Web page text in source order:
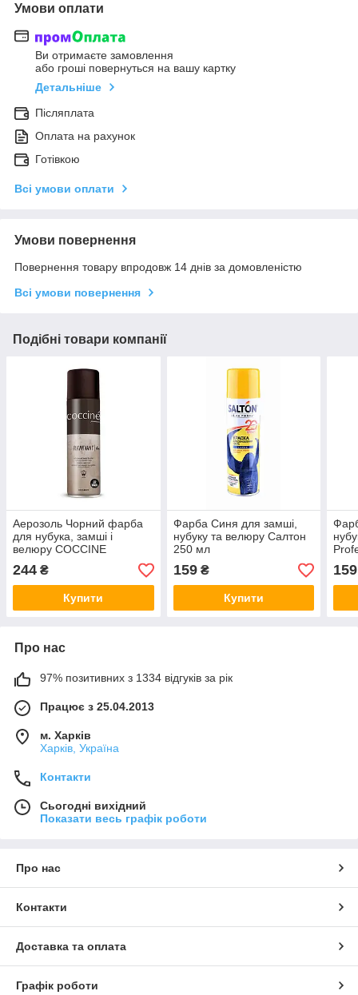
Умови оплати
Ви отримаєте замовлення
або гроші повернуться на вашу картку
Детальніше
Післяплата
Оплата на рахунок
Готівкою
Всі умови оплати
Умови повернення
Повернення товару впродовж 14 днів за домовленістю
Всі умови повернення
Подібні товари компанії
Аерозоль Чорний фарба
для нубука, замші і
велюру COCCINE
RAVVIVANT Кочині
Польща 250мл
244 ₴
Купити
Фарба Синя для замші,
нубуку та велюру Салтон
250 мл
159₴
Купити
159
Про нас
97% позитивних з 1334 відгуків за рік
Працює з 25.04.2013
м. Харків
Харків, Україна
Контакти
Сьогодні вихідний
Показати весь графік роботи
Про нас
Контакти
Доставка та оплата
Графік роботи